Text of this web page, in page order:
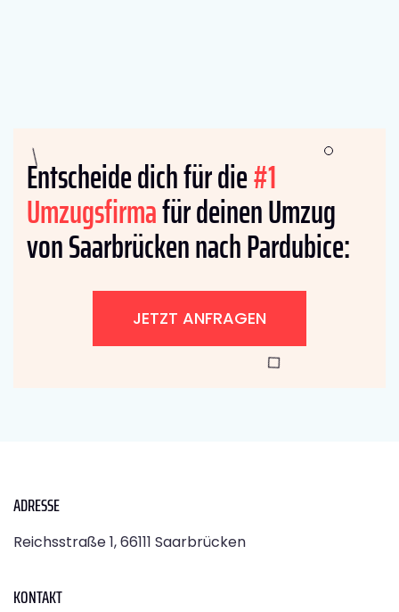
Entscheide dich für die#1
Umzugsfirmafür deinen Umzug
von Saarbrücken nach Pardubice:
JETZT ANFRAGEN
ADRESSE
Reichsstraße 1, 66111 Saarbrücken
KONTAKT